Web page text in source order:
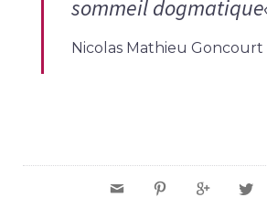
sommeil dogmatique
Nicolas Mathieu Goncourt